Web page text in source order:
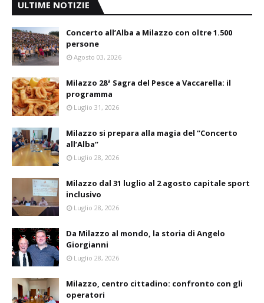
ULTIME NOTIZIE
Concerto all’Alba a Milazzo con oltre 1.500
persone
Agosto 03, 2026
Milazzo 28ª Sagra del Pesce a Vaccarella: il
programma
Luglio 31, 2026
Milazzo si prepara alla magia del “Concerto
all’Alba”
Luglio 28, 2026
Milazzo dal 31 luglio al 2 agosto capitale sport
inclusivo
Luglio 28, 2026
Da Milazzo al mondo, la storia di Angelo
Giorgianni
Luglio 28, 2026
Milazzo, centro cittadino: confronto con gli
operatori